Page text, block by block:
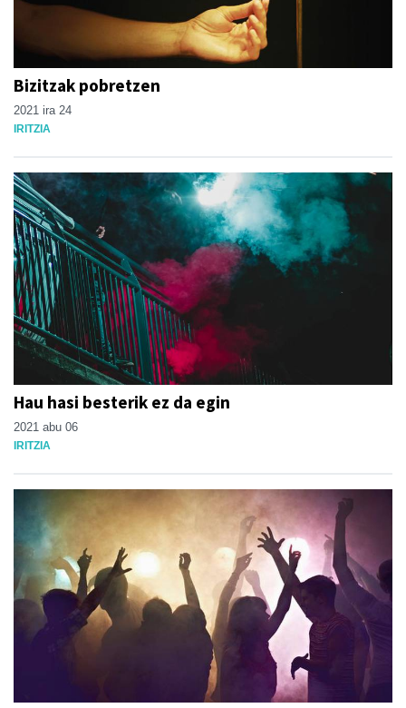
Bizitzak pobretzen
2021 ira 24
IRITZIA
Hau hasi besterik ez da egin
2021 abu 06
IRITZIA